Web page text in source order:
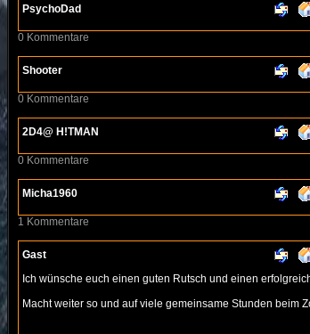
PsychoDad
0 Kommentare
Shooter
0 Kommentare
2D4@ H!TMAN
0 Kommentare
Micha1960
1 Kommentare
Gast
Ich wünsche euch einen guten Rutsch und einen
Macht weiter so und auf viele gemeinsame Stunden beim